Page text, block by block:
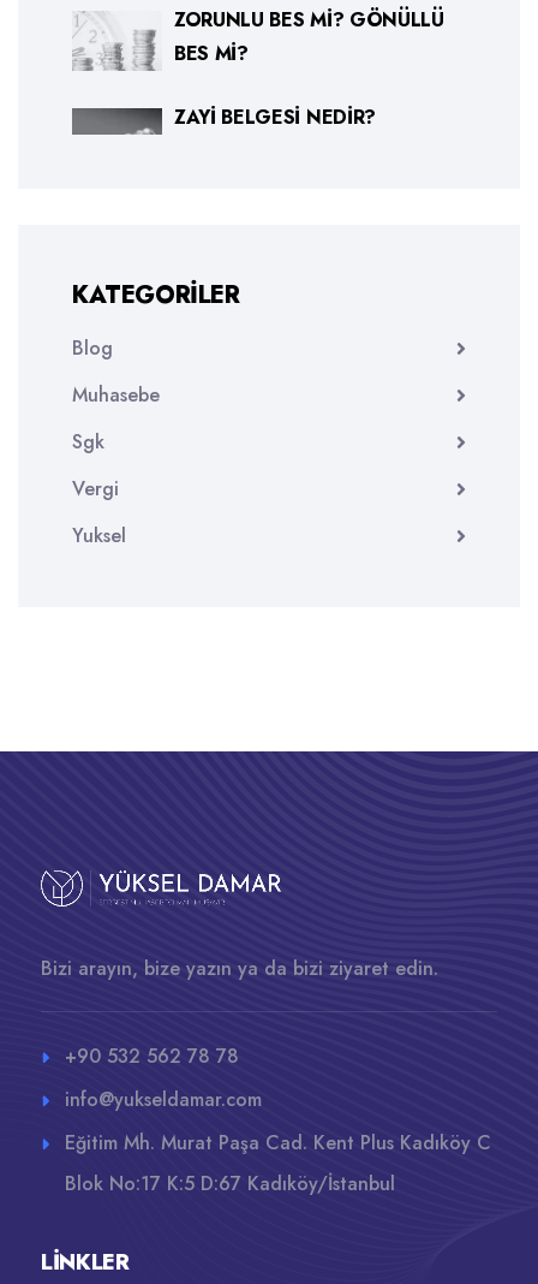
ZORUNLU BES MI? GÖNÜLLÜ
BES MI?
ZAYI BELGESI NEDIR?
KATEGORILER
Blog
Muhasebe
Sgk
Vergi
Yuksel
Bizi arayın, bize yazın ya da bizi ziyaret edin.
+90 532 562 78 78
info@yukseldamar.com
Eğitim Mh. Murat Paşa Cad. Kent Plus Kadıköy C
Blok No:17 K:5 D:67 Kadıköy/İstanbul
LINKLER